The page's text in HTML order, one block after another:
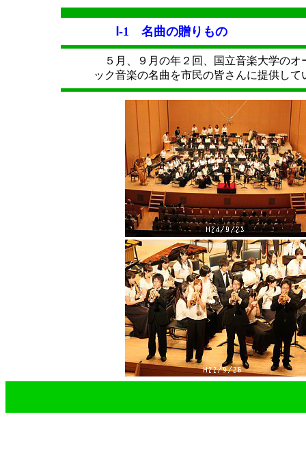
Ⅰ-1 名曲の贈りもの
５月、９月の年２回、国立音楽大学のオ
ック音楽の名曲を市民の皆さんに提供して